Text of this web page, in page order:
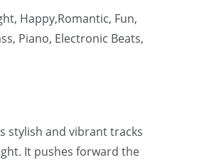
Happy,Romantic, Fun,
Piano, Electronic Beats,
stylish and vibrant tracks
It pushes forward the